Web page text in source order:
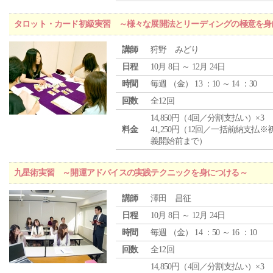
タロット・カード初級実習 ～様々な展開法とリーディングの極意を身
講師
狩野 みどり
日程
10月 8日 ～ 12月 24日
時間
毎週 （金） 13 ：10 ～ 14 ：30
回数
全12回
料金
14,850円（4回／分割支払い）×3
41,250円（12回／一括前納支払※
義開始前まで）
九星術実習 ～開運アドバイスの実践テクニックを身につける～
講師
澤田 昌征
日程
10月 8日 ～ 12月 24日
時間
毎週 （金） 14 ：50 ～ 16 ：10
回数
全12回
14,850円（4回／分割支払い）×3